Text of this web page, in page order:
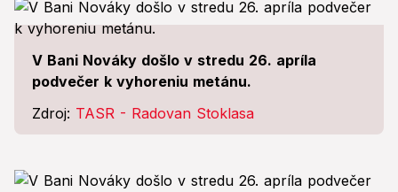
V Bani Nováky došlo v stredu 26. apríla
podvečer k vyhoreniu metánu.
Zdroj: TASR - Radovan Stoklasa